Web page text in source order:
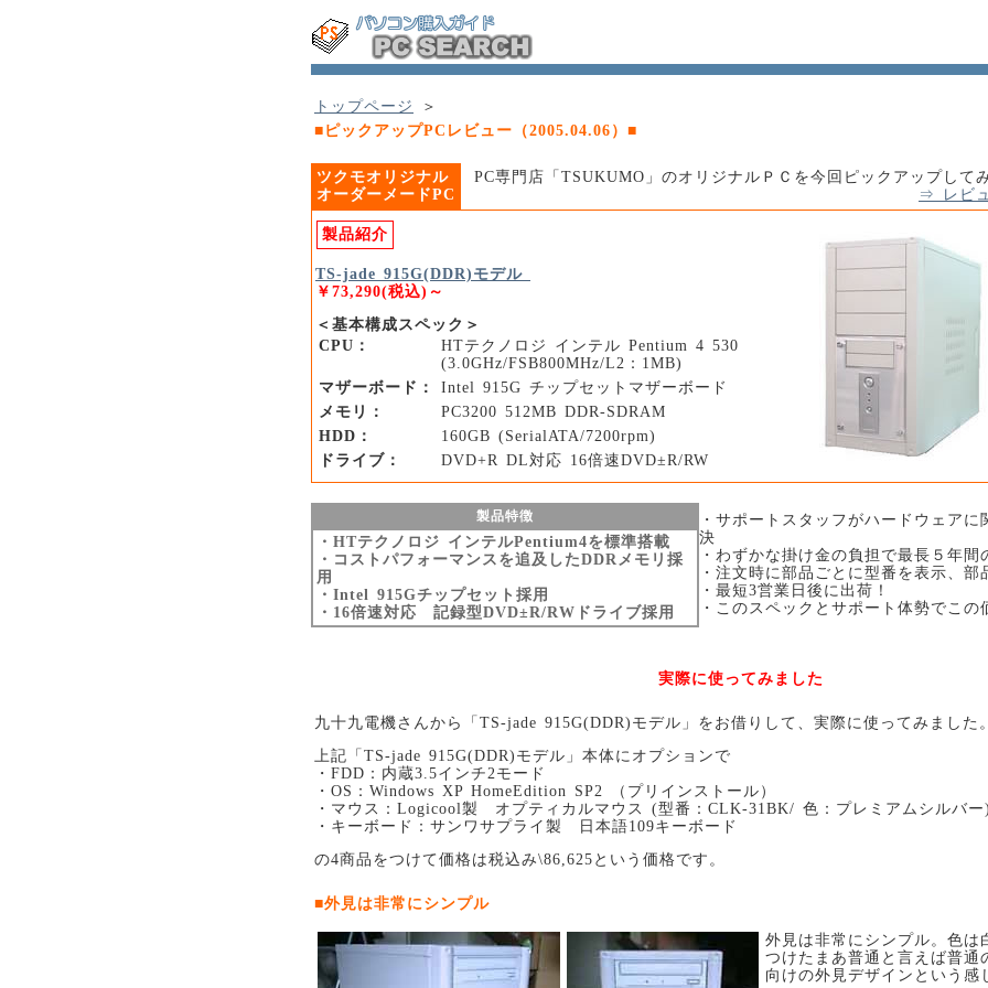
トップページ
＞
■ピックアップPCレビュー（2005.04.06）■
ツクモオリジナル
オーダーメードPC
PC専門店「TSUKUMO」のオリジナルＰＣを今回ピックアップして
⇒ レビ
製品紹介
TS-jade 915G(DDR)モデル
￥73,290(税込)～
＜基本構成スペック＞
CPU：
HTテクノロジ インテル Pentium 4 530
(3.0GHz/FSB800MHz/L2：1MB)
マザーボード：
Intel 915G チップセットマザーボード
メモリ：
PC3200 512MB DDR-SDRAM
HDD：
160GB (SerialATA/7200rpm)
ドライブ：
DVD+R DL対応 16倍速DVD±R/RW
製品特徴
・HTテクノロジ インテルPentium4を標準搭載
・コストパフォーマンスを追及したDDRメモリ採
用
・Intel 915Gチップセット採用
・16倍速対応 記録型DVD±R/RWドライブ採用
・サポートスタッフがハードウェア
決
・わずかな掛け金の負担で最長５年間
・注文時に部品ごとに型番を表示、部
・最短3営業日後に出荷！
・このスペックとサポート体勢でこの
実際に使ってみました
九十九電機さんから「TS-jade 915G(DDR)モデル」をお借りして、実際に使ってみました。
上記「TS-jade 915G(DDR)モデル」本体にオプションで
・FDD：内蔵3.5インチ2モード
・OS：Windows XP HomeEdition SP2 （プリインストール）
・マウス：Logicool製 オプティカルマウス (型番：CLK-31BK/ 色：プレミアムシルバー)
・キーボード：サンワサプライ製 日本語109キーボード
の4商品をつけて価格は税込み\86,625という価格です。
■外見は非常にシンプル
外見は非常にシンプル。色は
つけたまあ普通と言えば普通
向けの外見デザインという感